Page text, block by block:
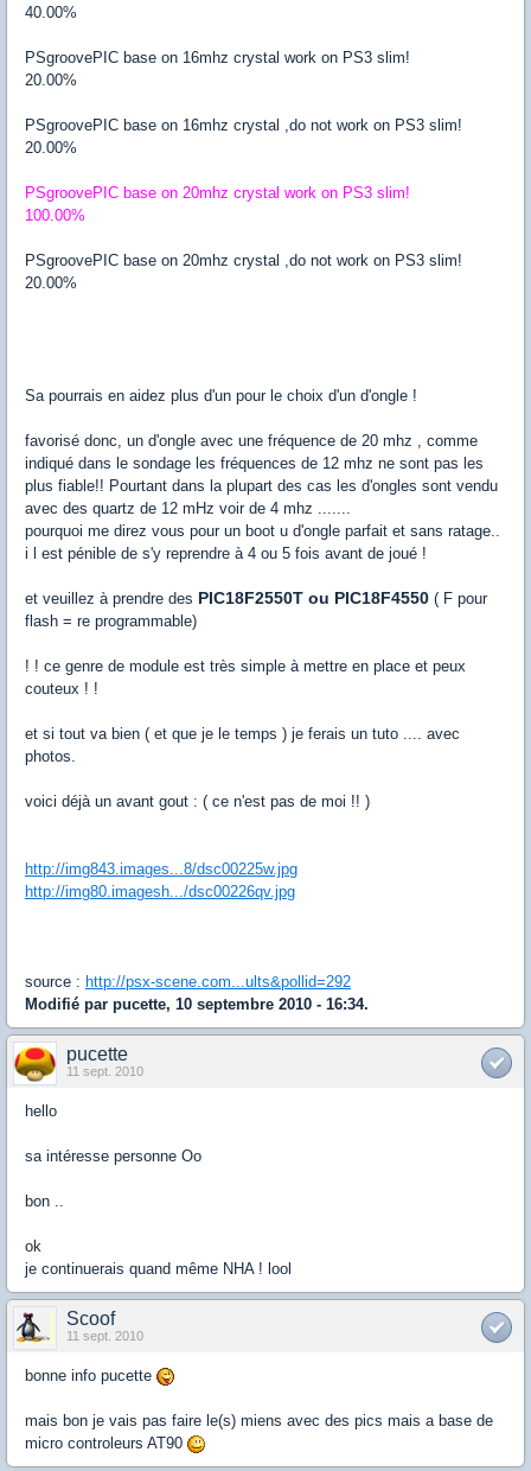
40.00%
PSgroovePIC base on 16mhz crystal work on PS3 slim!
20.00%
PSgroovePIC base on 16mhz crystal ,do not work on PS3 slim!
20.00%
PSgroovePIC base on 20mhz crystal work on PS3 slim!
100.00%
PSgroovePIC base on 20mhz crystal ,do not work on PS3 slim!
20.00%
Sa pourrais en aidez plus d'un pour le choix d'un d'ongle !
favorisé donc, un d'ongle avec une fréquence de 20 mhz , comme
indiqué dans le sondage les fréquences de 12 mhz ne sont pas les
plus fiable!! Pourtant dans la plupart des cas les d'ongles sont vendu
avec des quartz de 12 mHz voir de 4 mhz .......
pourquoi me direz vous pour un boot u d'ongle parfait et sans ratage..
i l est pénible de s'y reprendre à 4 ou 5 fois avant de joué !
et veuillez à prendre des PIC18F2550T ou PIC18F4550 ( F pour
flash = re programmable)
! ! ce genre de module est très simple à mettre en place et peux
couteux ! !
et si tout va bien ( et que je le temps ) je ferais un tuto .... avec
photos.
voici déjà un avant gout : ( ce n'est pas de moi !! )
http://img843.images...8/dsc00225w.jpg
http://img80.imagesh.../dsc00226qv.jpg
source : http://psx-scene.com...ults&pollid=292
Modifié par pucette, 10 septembre 2010 - 16:34.
pucette
11 sept. 2010
hello
sa intéresse personne Oo
bon ..
ok
je continuerais quand même NHA ! lool
Scoof
11 sept. 2010
bonne info pucette
mais bon je vais pas faire le(s) miens avec des pics mais a base de
micro controleurs AT90